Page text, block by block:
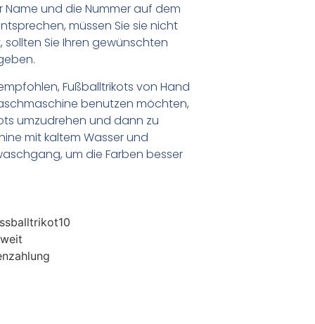
Name und die Nummer auf dem
müssen Sie sie nicht
Sie Ihren gewünschten
Fußballtrikots von Hand
benutzen möchten,
umzudrehen und dann zu
mit kaltem Wasser und
um die Farben besser